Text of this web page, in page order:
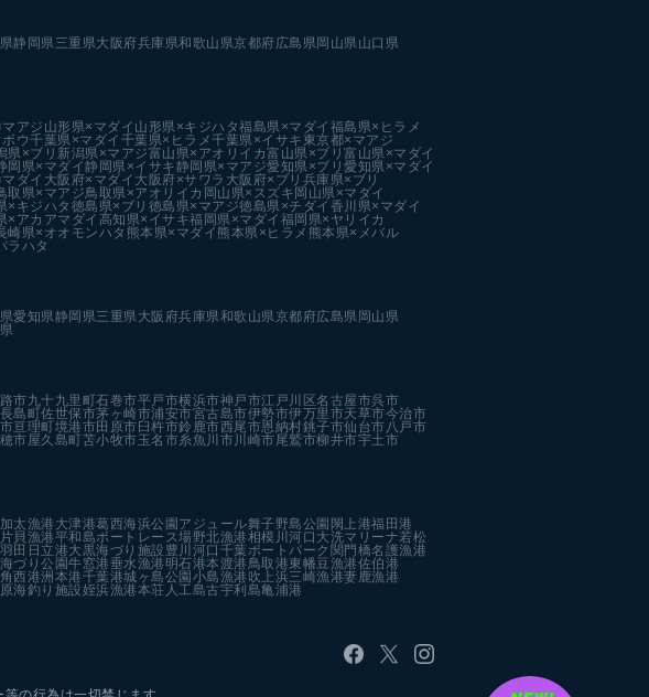
静岡県三重県大阪府兵庫県和歌山県京都府広島県岡山県山口県
アジ 山形県×マダイ 山形県×キジハタ福島県×マダイ 福島県×ヒラメ
ウ千葉県×マダイ 千葉県×ヒラメ千葉県×イサキ 東京都×マアジ
県×ブリ 新潟県×マアジ富山県×アオリイカ富山県×ブリ 富山県×マダイ
岡県×マダイ 静岡県×イサキ 静岡県×マアジ愛知県×ブリ 愛知県×マダイ
ダイ 大阪府×マダイ 大阪府×サワラ 大阪府×ブリ 兵庫県×ブリ
取県×マアジ鳥取県×アオリイカ 岡山県×スズキ 岡山県×マダイ
×キジハタ 徳島県×ブリ 徳島県×マアジ徳島県×チダイ 香川県×マダイ
×アカアマダイ 高知県×イサキ福岡県×マダイ 福岡県×ヤリイカ
崎県×オオモンハタ 熊本県×マダイ 熊本県×ヒラメ 熊本県×メバル
ラハタ
愛知県静岡県三重県大阪府兵庫県和歌山県京都府広島県 岡山県
市九十九里町石巻市平戸市横浜市神戸市江戸川区名古屋市呉市
長島町佐世保市茅ヶ崎市浦安市宮古島市伊勢市伊万里市天草市今治市
亘理町境港市田原市 臼杵市鈴鹿市西尾市恩納村銚子市仙台市八戸市
市屋久島町苫小牧市玉名市糸魚川市川崎市尾鷲市柳井市宇土市
加太漁港 大津港葛西海浜公園 アジュール舞子野島公園 閖上港福田港
片貝漁港平和島ボートレース場野北漁港相模川河口 大洗マリーナ若松
羽田 日立港大黒海づり施設 豊川河口 千葉ポートパーク 関門橋名護漁港
づり公園牛窓港垂水漁港 明石港本渡港鳥取港東幡豆漁港佐伯港
西港洲本港千葉港城ヶ島公園 小島漁港 吹上浜三崎漁港妻鹿漁港
海釣り施設姪浜漁港本荘人工島古宇利島亀浦港